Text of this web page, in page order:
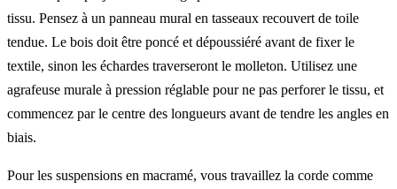
tissu. Pensez à un panneau mural en tasseaux recouvert de toile
tendue. Le bois doit être poncé et dépoussiéré avant de fixer le
textile, sinon les échardes traverseront le molleton. Utilisez une
agrafeuse murale à pression réglable pour ne pas perforer le tissu, et
commencez par le centre des longueurs avant de tendre les angles en
biais.
Pour les suspensions en macramé, vous travaillez la corde comme